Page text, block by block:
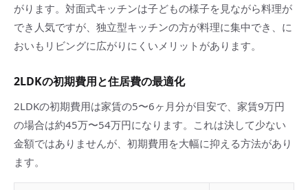
がります。対面式キッチンは子どもの様子を見ながら料理が
でき人気ですが、独立型キッチンの方が料理に集中でき、に
おいもリビングに広がりにくいメリットがあります。
2LDKの初期費用と住居費の最適化
2LDKの初期費用は家賃の5〜6ヶ月分が目安で、家賃9万円
の場合は約45万〜54万円になります。これは決して少ない
金額ではありませんが、初期費用を大幅に抑える方法があり
ます。